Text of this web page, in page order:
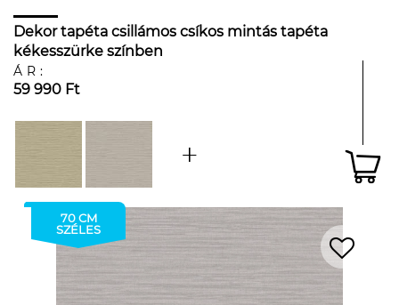
Dekor tapéta csillámos csíkos mintás tapéta
kékesszürke színben
ÁR:
59 990 Ft
70 CM
SZÉLES